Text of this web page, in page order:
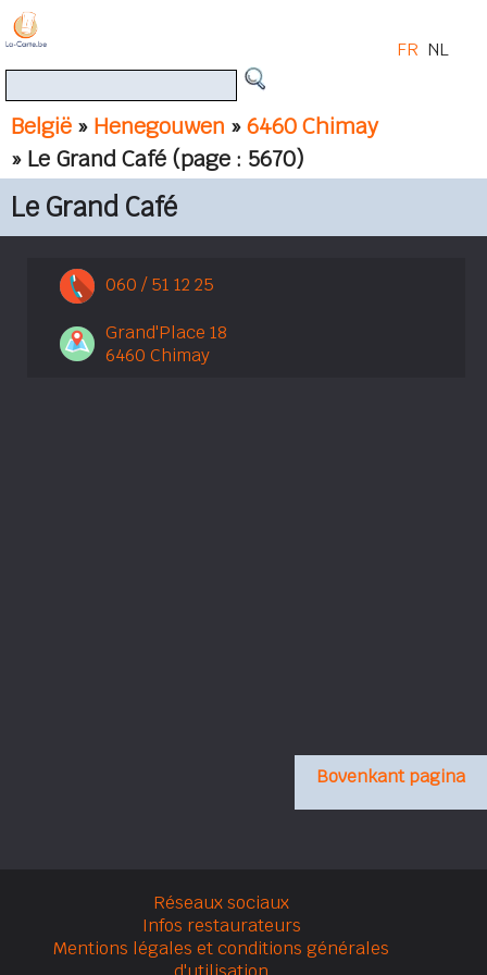
België » Henegouwen »6460 Chimay
» Le Grand Café (page : 5670)
FR NL
Le Grand Café
060 / 51 12 25
Grand'Place 18
6460 Chimay
Bovenkant pagina
Réseaux sociaux
Infos restaurateurs
Mentions légales et conditions générales